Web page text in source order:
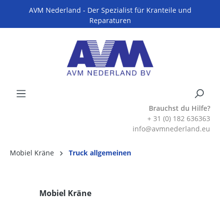
AVM Nederland - Der Spezialist für Kranteile und
Reparaturen
Brauchst du Hilfe?
+ 31 (0) 182 636363
info@avmnederland.eu
Mobiel Kräne Truck allgemeinen
Mobiel Kräne